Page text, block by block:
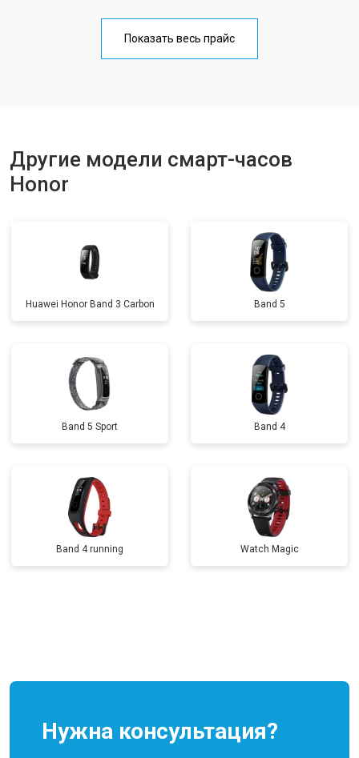
Показать весь прайс
Другие модели смарт-часов
Honor
Huawei Honor Band 3 Carbon Band 5
Band 5 Sport Band 4
Band 4 running Watch Magic
Нужна консультация?